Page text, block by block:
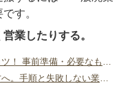
す。
業したりする。